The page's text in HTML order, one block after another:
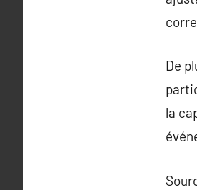
De
la